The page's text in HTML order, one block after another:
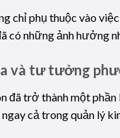
chỉ phụ thuộc vào
có những ảnh hưởng
và tư tưởng
đã trở thành một
cả trong quản lý